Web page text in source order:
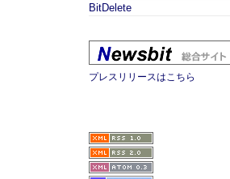
BitDelete
プレスリリースはこちら